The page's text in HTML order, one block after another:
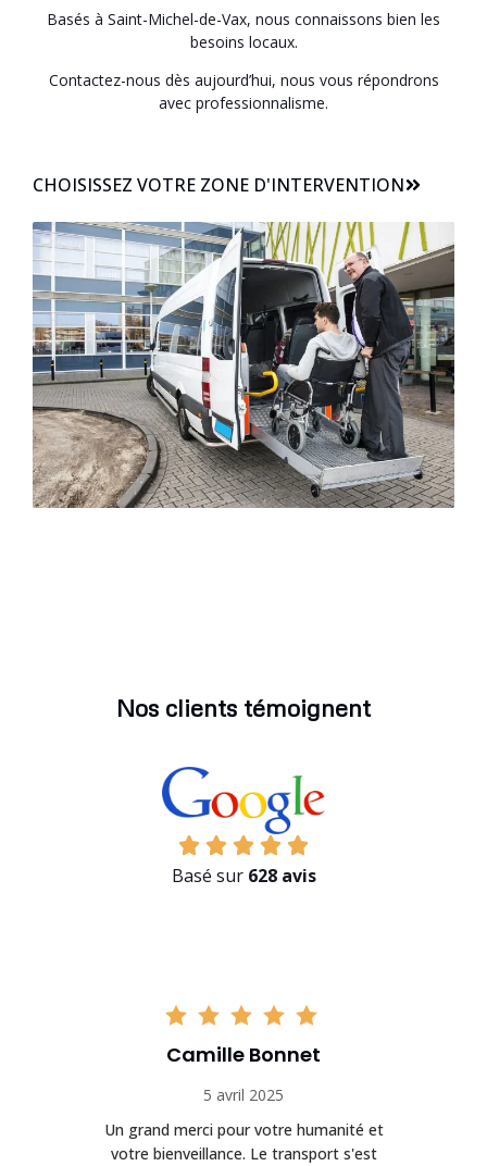
Basés à Saint-Michel-de-Vax, nous connaissons bien les
besoins locaux.
Contactez-nous dès aujourd’hui, nous vous répondrons
avec professionnalisme.
CHOISISSEZ VOTRE ZONE D'INTERVENTION
Nos clients témoignent
Basé sur 628 avis
Camille Bonnet
5 avril 2025
Un grand merci pour votre humanité et
votre bienveillance. Le transport s'est